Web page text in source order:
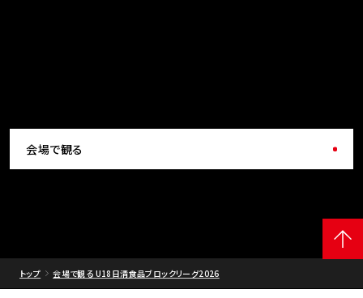
会場で観る
トップ 会場で観る U18日清食品ブロックリーグ2026